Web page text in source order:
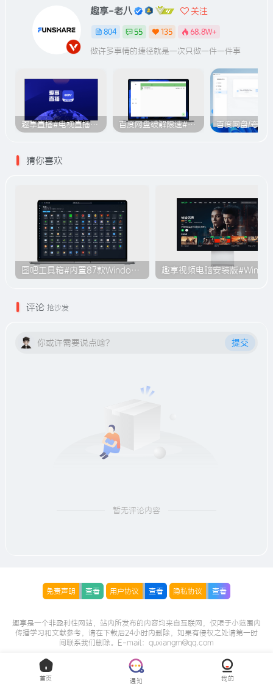
趣享-老八 关注
804 55 135 68.8W+
做许多事情的捷径就是一次只做一件一件事
趣享直播#电视直播软件#2000+个超清直播频道#支持电视和安卓手机 百度网盘破解限速#突破官方限速#满速下载#A614
猜你喜欢
图吧工具箱#内置87款Windows系统使用工具#无需安装#B009
评论 抢沙发
你或许需要说点啥？ 提交
暂无评论内容
免责声明 查看 用户协议 查看 隐私协议 查看
趣享是一个非盈利性网站，站内所发布的内容均来自互联网，仅限于小范围内
传播学习和文献参考，请在下载后24小时内删除，如果有侵权之处请第一时
间联系我们删除。E-mail：quxiangm@qq.com
首页 通知 我的